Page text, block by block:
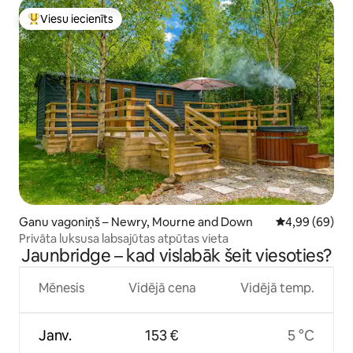
Populārs viesu iecienīts mājoklis
Viesu iecienīts
Ganu vagoniņš – Newry, Mourne and Down Vidējais
4,99 (69)
Privāta luksusa labsajūtas atpūtas vieta
Jaunbridge – kad vislabāk šeit viesoties?
Mēnesis
Janv.
Vidējā cena
153 €
Vidējā temp.
5 °C